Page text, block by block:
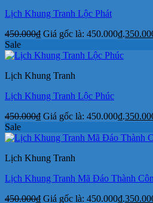
Lịch Khung Tranh Lộc Phát
450.000₫ Giá gốc là: 450.000₫.
Sale
Lịch Khung Tranh
Lịch Khung Tranh Lộc Phúc
450.000₫ Giá gốc là: 450.000₫.
Sale
Lịch Khung Tranh
Lịch Khung Tranh Mã Đáo Thành
450.000₫ Giá gốc là: 450.000₫.